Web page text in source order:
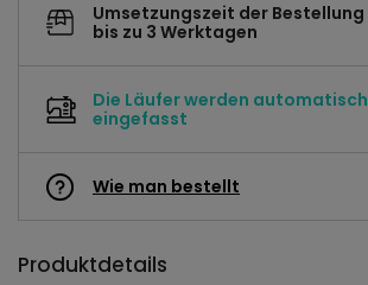
Umsetzungszeit der Bestellung
bis zu 3 Werktagen
Die Läufer werden automatisch
eingefasst
Wie man bestellt
Produktdetails